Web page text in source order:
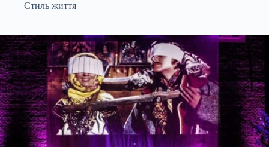
Стиль життя